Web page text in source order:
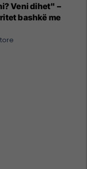
Veni dihet" –
bashkë me